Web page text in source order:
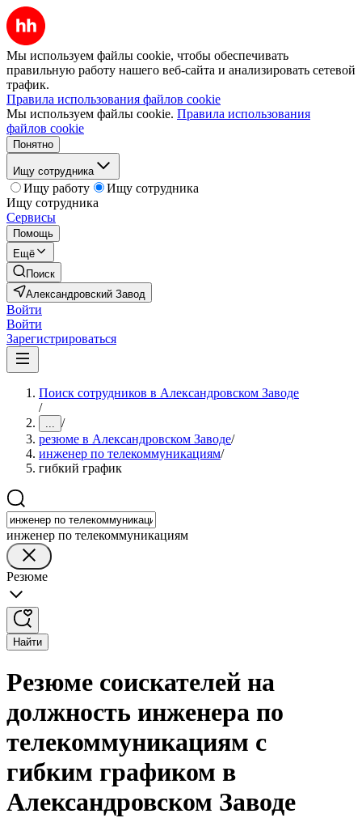
Мы используем файлы cookie, чтобы обеспечивать
правильную работу нашего веб-сайта и анализировать сетевой
трафик.
Правила использования файлов cookie
Мы используем файлы cookie. Правила использования
файлов cookie
Понятно
Ищу сотрудника
Ищу работу
Ищу сотрудника
Ищу сотрудника
Сервисы
Помощь
Ещё
Поиск
Александровский Завод
Войти
Войти
Зарегистрироваться
Поиск сотрудников в Александровском Заводе
/
... /
резюме в Александровском Заводе/
инженер по телекоммуникациям/
гибкий график
инженер по телекоммуникациям
Резюме
Найти
Резюме соискателей на
должность инженера по
телекоммуникациям с
гибким графиком в
Александровском Заводе